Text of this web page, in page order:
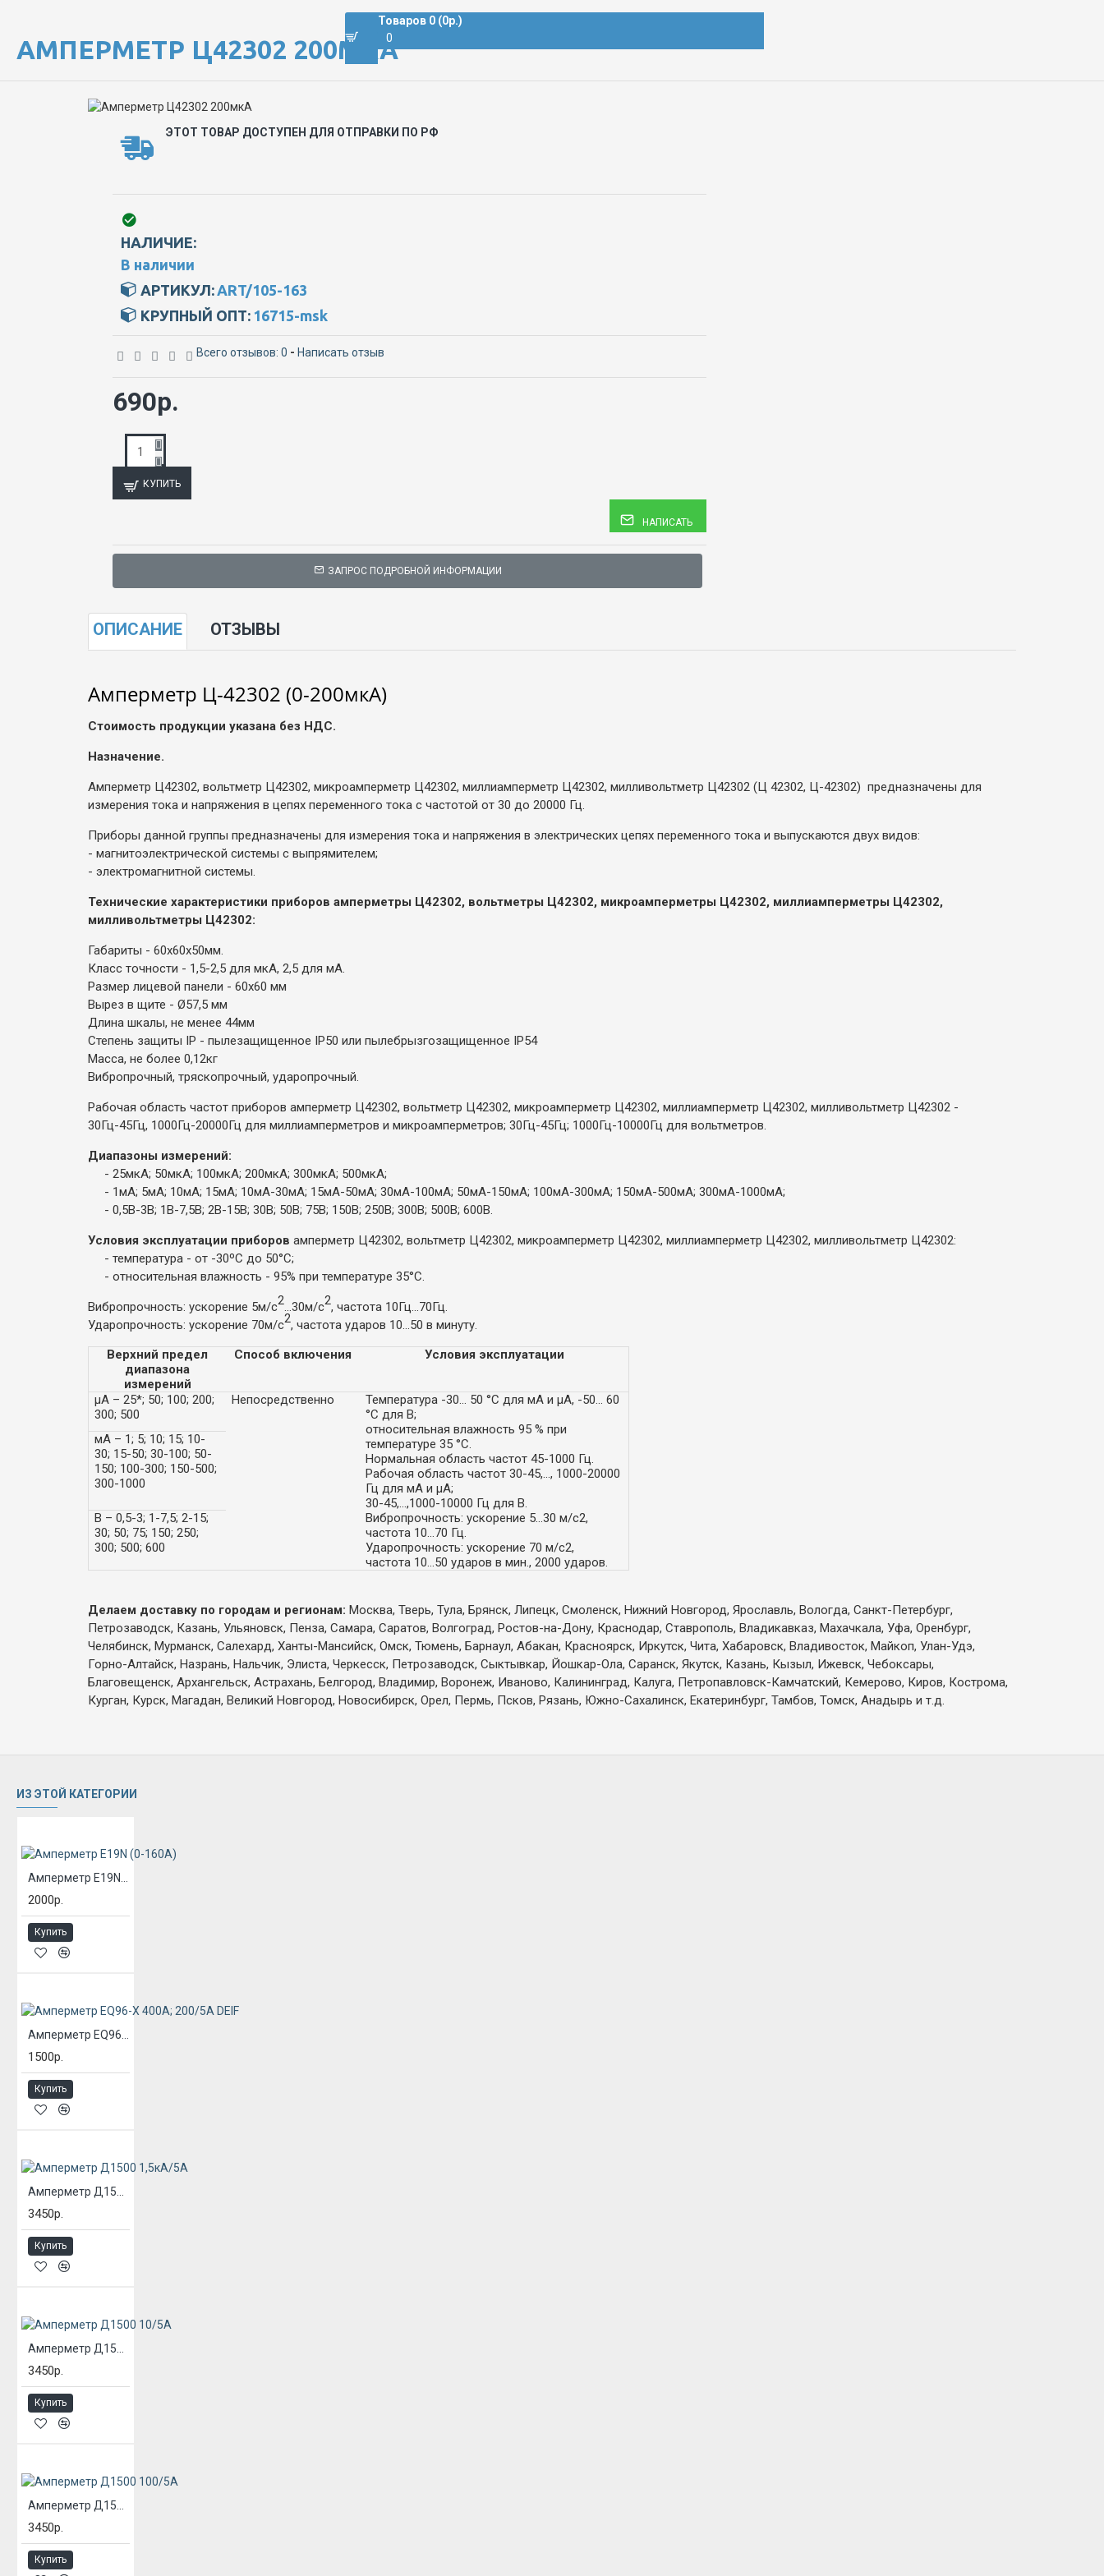
Товаров 0 (0р.)
0
АМПЕРМЕТР Ц42302 200МКА
ЭТОТ ТОВАР ДОСТУПЕН ДЛЯ ОТПРАВКИ ПО РФ
НАЛИЧИЕ:
В наличии
АРТИКУЛ: ART/105-163
КРУПНЫЙ ОПТ: 16715-msk
Всего отзывов: 0 - Написать отзыв
690р.
КУПИТЬ
НАПИСАТЬ
ЗАПРОС ПОДРОБНОЙ ИНФОРМАЦИИ
ОПИСАНИЕ ОТЗЫВЫ
Амперметр Ц-42302 (0-200мкА)
Стоимость продукции указана без НДС.
Назначение.
Амперметр Ц42302, вольтметр Ц42302, микроамперметр Ц42302, миллиамперметр Ц42302, милливольтметр Ц42302 (Ц 42302, Ц-42302) предназначены для
измерения тока и напряжения в цепях переменного тока с частотой от 30 до 20000 Гц.
Приборы данной группы предназначены для измерения тока и напряжения в электрических цепях переменного тока и выпускаются двух видов:
- магнитоэлектрической системы с выпрямителем;
- электромагнитной системы.
Технические характеристики приборов амперметры Ц42302, вольтметры Ц42302, микроамперметры Ц42302, миллиамперметры Ц42302,
милливольтметры Ц42302:
Габариты - 60х60х50мм.
Класс точности - 1,5-2,5 для мкА, 2,5 для мА.
Размер лицевой панели - 60х60 мм
Вырез в щите - Ø57,5 мм
Длина шкалы, не менее 44мм
Степень защиты IP - пылезащищенное IP50 или пылебрызгозащищенное IP54
Масса, не более 0,12кг
Вибропрочный, тряскопрочный, ударопрочный.
Рабочая область частот приборов амперметр Ц42302, вольтметр Ц42302, микроамперметр Ц42302, миллиамперметр Ц42302, милливольтметр Ц42302 -
30Гц-45Гц, 1000Гц-20000Гц для миллиамперметров и микроамперметров; 30Гц-45Гц; 1000Гц-10000Гц для вольтметров.
Диапазоны измерений:
- 25мкА; 50мкА; 100мкА; 200мкА; 300мкА; 500мкА;
- 1мА; 5мА; 10мА; 15мА; 10мА-30мА; 15мА-50мА; 30мА-100мА; 50мА-150мА; 100мА-300мА; 150мА-500мА; 300мА-1000мА;
- 0,5В-3В; 1В-7,5В; 2В-15В; 30В; 50В; 75В; 150В; 250В; 300В; 500В; 600В.
Условия эксплуатации приборов амперметр Ц42302, вольтметр Ц42302, микроамперметр Ц42302, миллиамперметр Ц42302, милливольтметр Ц42302:
- температура - от -30ºС до 50°С;
- относительная влажность - 95% при температуре 35°С.
Вибропрочность: ускорение 5м/с2...30м/с2, частота 10Гц...70Гц.
Ударопрочность: ускорение 70м/с2, частота ударов 10...50 в минуту.
Верхний предел
диапазона
измерений
Способ включения Условия эксплуатации
µA – 25*; 50; 100; 200;
300; 500
Непосредственно
Температура -30... 50 °С для мА и µA, -50... 60
°С для В;
относительная влажность 95 % при
температуре 35 °С.
Нормальная область частот 45-1000 Гц.
Рабочая область частот 30-45,..., 1000-20000
Гц для мA и µA;
30-45,...,1000-10000 Гц для В.
Вибропрочность: ускорение 5...30 м/с2,
частота 10...70 Гц.
Ударопрочность: ускорение 70 м/с2,
частота 10...50 ударов в мин., 2000 ударов.
мА – 1; 5; 10; 15; 10-
30; 15-50; 30-100; 50-
150; 100-300; 150-500;
300-1000
В – 0,5-3; 1-7,5; 2-15;
30; 50; 75; 150; 250;
300; 500; 600
Делаем доставку по городам и регионам: Москва, Тверь, Тула, Брянск, Липецк, Смоленск, Нижний Новгород, Ярославль, Вологда, Санкт-Петербург,
Петрозаводск, Казань, Ульяновск, Пенза, Самара, Саратов, Волгоград, Ростов-на-Дону, Краснодар, Ставрополь, Владикавказ, Махачкала, Уфа, Оренбург,
Челябинск, Мурманск, Салехард, Ханты-Мансийск, Омск, Тюмень, Барнаул, Абакан, Красноярск, Иркутск, Чита, Хабаровск, Владивосток, Майкоп, Улан-Удэ,
Горно-Алтайск, Назрань, Нальчик, Элиста, Черкесск, Петрозаводск, Сыктывкар, Йошкар-Ола, Саранск, Якутск, Казань, Кызыл, Ижевск, Чебоксары,
Благовещенск, Архангельск, Астрахань, Белгород, Владимир, Воронеж, Иваново, Калининград, Калуга, Петропавловск-Камчатский, Кемерово, Киров, Кострома,
Курган, Курск, Магадан, Великий Новгород, Новосибирск, Орел, Пермь, Псков, Рязань, Южно-Сахалинск, Екатеринбург, Тамбов, Томск, Анадырь и т.д.
ИЗ ЭТОЙ КАТЕГОРИИ
2000р.
Купить
1500р.
Купить
3450р.
Купить
3450р.
Купить
3450р.
Купить